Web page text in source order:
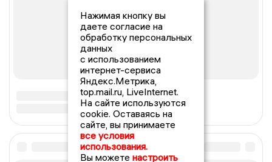
Нажимая кнопку вы
даете согласие на
обработку персональных
данных
с использованием
интернет-сервиса
Яндекс.Метрика,
top.mail.ru, LiveInternet.
На сайте используются
cookie. Оставаясь на
сайте, вы принимаете
все условия
использования.
Вы можете настроить